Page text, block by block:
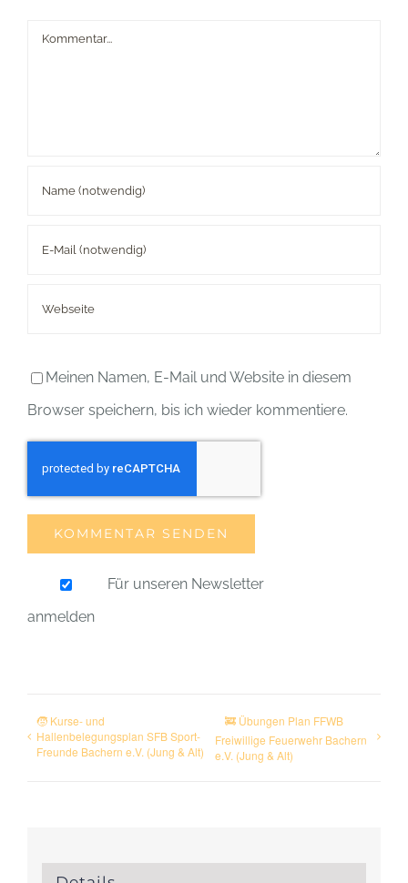
Kommentar
Meinen Namen, E-Mail und Website in diesem
Browser speichern, bis ich wieder kommentiere.
Für unseren Newsletter
anmelden
🧒 Kurse- und
Hallenbelegungsplan SFB Sport-
Freunde Bachern e.V. (Jung & Alt)
🚒 Übungen Plan FFWB
Freiwillige Feuerwehr Bachern
e.V. (Jung & Alt)